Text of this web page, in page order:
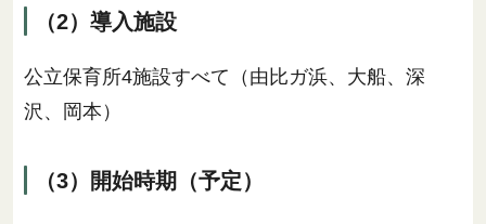
（2）導入施設
公立保育所4施設すべて（由比ガ浜、大船、深
沢、岡本）
（3）開始時期（予定）